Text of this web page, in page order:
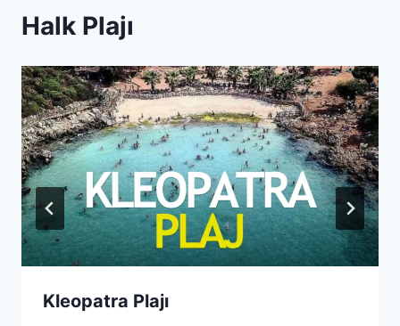
Halk Plajı
Kleopatra Plajı